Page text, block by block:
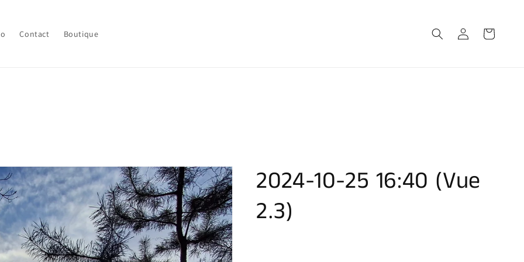
Contact Boutique Connexion Panier
2024-10-25 16:40 (Vue
2.3)